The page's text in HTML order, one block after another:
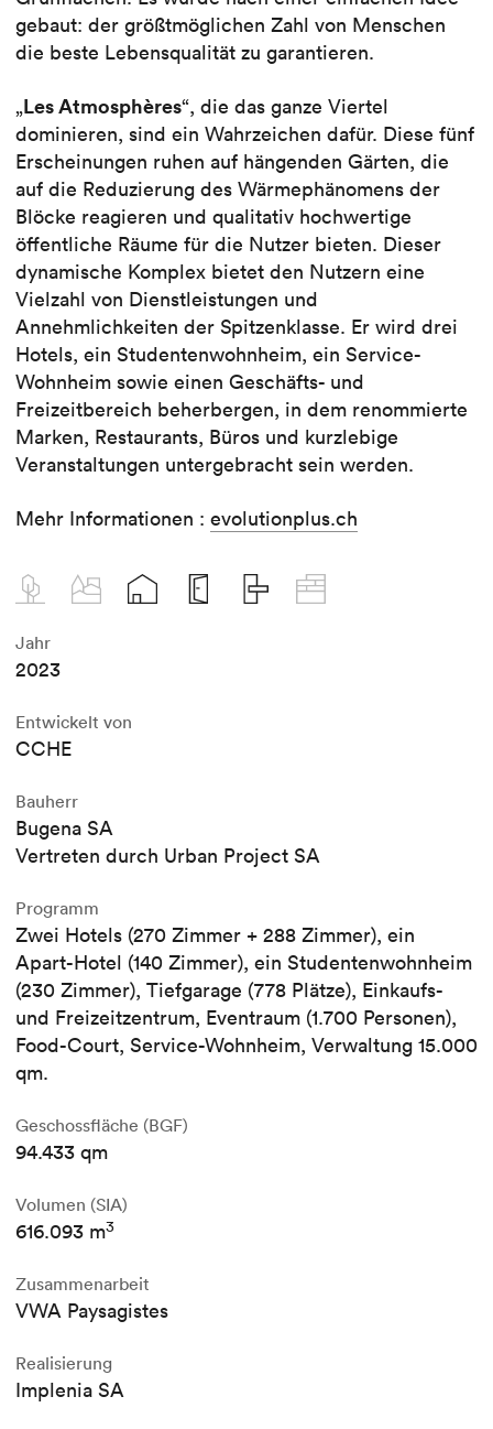
gebaut: der größtmöglichen Zahl von Menschen
die beste Lebensqualität zu garantieren.
„Les Atmosphères“, die das ganze Viertel
dominieren, sind ein Wahrzeichen dafür. Diese fünf
Erscheinungen ruhen auf hängenden Gärten, die
auf die Reduzierung des Wärmephänomens der
Blöcke reagieren und qualitativ hochwertige
öffentliche Räume für die Nutzer bieten. Dieser
dynamische Komplex bietet den Nutzern eine
Vielzahl von Dienstleistungen und
Annehmlichkeiten der Spitzenklasse. Er wird drei
Hotels, ein Studentenwohnheim, ein Service-
Wohnheim sowie einen Geschäfts- und
Freizeitbereich beherbergen, in dem renommierte
Marken, Restaurants, Büros und kurzlebige
Veranstaltungen untergebracht sein werden.
Mehr Informationen : evolutionplus.ch
Jahr
2023
Entwickelt von
CCHE
Bauherr
Bugena SA
Vertreten durch Urban Project SA
Programm
Zwei Hotels (270 Zimmer + 288 Zimmer), ein
Apart-Hotel (140 Zimmer), ein Studentenwohnheim
(230 Zimmer), Tiefgarage (778 Plätze), Einkaufs-
und Freizeitzentrum, Eventraum (1.700 Personen),
Food-Court, Service-Wohnheim, Verwaltung 15.000
qm.
Geschossfläche (BGF)
94.433 qm
Volumen (SIA)
616.093 m3
Zusammenarbeit
VWA Paysagistes
Realisierung
Implenia SA